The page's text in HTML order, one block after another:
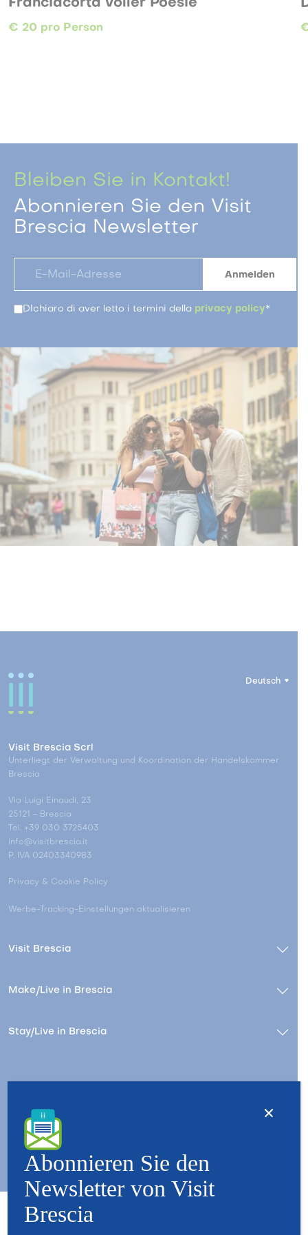
voller Poesie Dolce Vita
Bleiben Sie in Kontakt!
Abonnieren Sie den Visit
Brescia Newsletter
DIchiaro di aver letto i termini della privacy policy*
Deutsch
Visit Brescia Scrl
Unterliegt der Verwaltung und Koordination der Handelskammer
Brescia
Via Luigi Einaudi, 23
25121 - Brescia
Tel. +39 030 3725403
info@visitbrescia.it
P. IVA 02403340983
Privacy & Cookie Policy
Werbe-Tracking-Einstellungen aktualisieren
Visit Brescia
Make/Live in Brescia
Stay/Live in Brescia
Copyright © 2026 - All Rights Reserved - Visit Brescia
Abonnieren Sie den
Newsletter von Visit
Brescia